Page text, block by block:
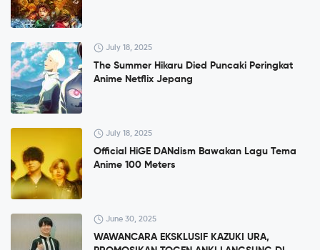
July 18, 2025
The Summer Hikaru Died Puncaki Peringkat
Anime Netflix Jepang
July 18, 2025
Official HiGE DANdism Bawakan Lagu Tema
Anime 100 Meters
June 30, 2025
WAWANCARA EKSKLUSIF KAZUKI URA,